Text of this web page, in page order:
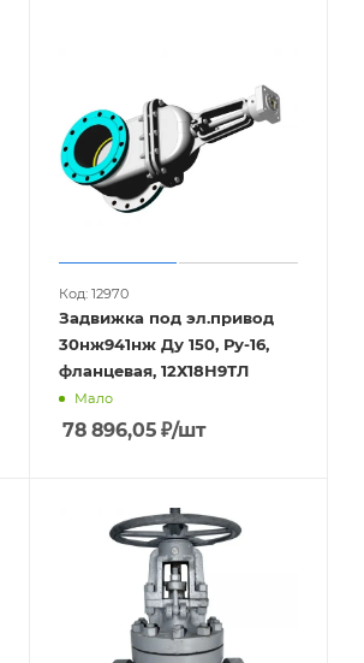
Код: 12970
Задвижка под эл.привод
30нж941нж Ду 150, Ру-16,
фланцевая, 12Х18Н9ТЛ
Мало
78 896,05₽/шт